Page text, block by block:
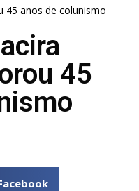
45 anos de colunismo
45